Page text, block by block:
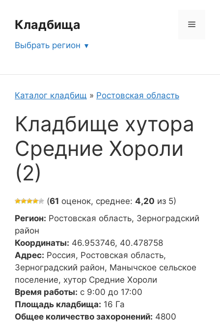
содержимому
Кладбища Меню
Выбрать регион
Каталог кладбищ » Ростовская область
Кладбище хутора
Средние Хороли
(2)
(61 оценок, среднее: 4,20 из 5)
Регион: Ростовская область, Зерноградский
район
Координаты: 46.953746, 40.478758
Адрес: Россия, Ростовская область,
Зерноградский район, Манычское сельское
поселение, хутор Средние Хороли
Время работы: с 9:00 до 17:00
Площадь кладбища: 16 Га
Общее количество захоронений: 4800